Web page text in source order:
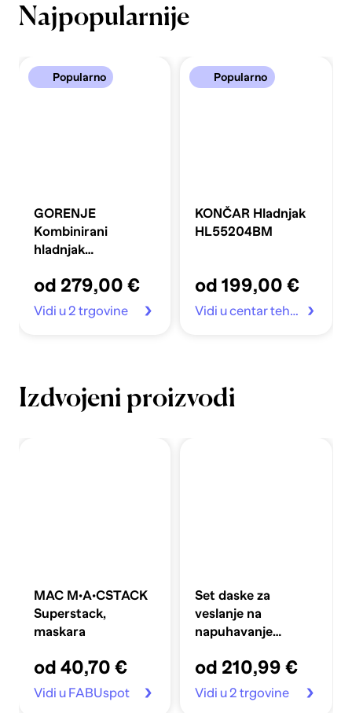
Najpopularnije
Popularno
GORENJE
Kombinirani
hladnjak
od 279,00 €
Vidi u 2 trgovine
Popularno
KONČAR Hladnjak
HL55204BM
od 199,00 €
Vidi u centar tehnike
Izdvojeni proizvodi
MAC M·A·CSTACK
Superstack,
maskara
od 40,70 €
Vidi u FABUspot
Set daske za
veslanje na
napuhavanje
plavi
od 210,99 €
Vidi u 2 trgovine